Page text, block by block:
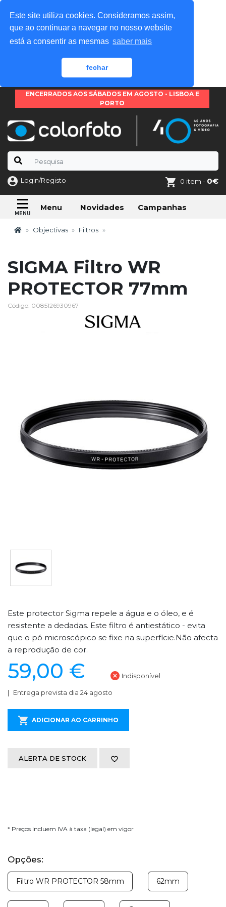
Este site utiliza cookies. Consideramos assim,
que ao continuar a navegar no nosso website
está a consentir as mesmas saber mais
fechar
ENCERRADOS AOS SÁBADOS EM AGOSTO - LISBOA E
PORTO
Login/Registo 0 item - 0€
Menu Novidades Campanhas
Objectivas Filtros
SIGMA Filtro WR
PROTECTOR 77mm
Código: 0085126930967
Este protector Sigma repele a água e o óleo, e é
resistente a dedadas. Este filtro é antiestático - evita
que o pó microscópico se fixe na superfície.Não afecta
a reprodução de cor.
59,00 € Indisponível
Entrega prevista dia 24 agosto
ADICIONAR AO CARRINHO
ALERTA DE STOCK
* Preços incluem IVA à taxa (legal) em vigor
Opções:
Filtro WR PROTECTOR 58mm 62mm